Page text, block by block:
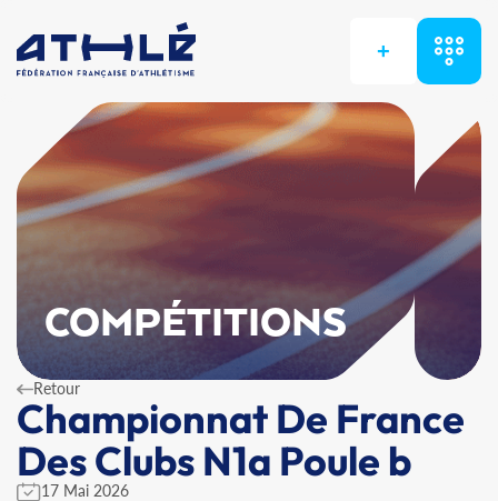
+
COMPÉTITIONS
Retour
Championnat De France
Des Clubs N1a Poule b
17 Mai 2026